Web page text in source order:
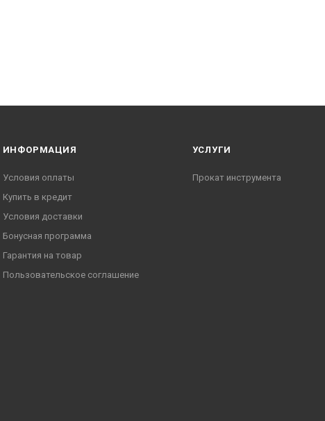
ИНФОРМАЦИЯ
Условия оплаты
Купить в кредит
Условия доставки
Бонусная программа
Гарантия на товар
Пользовательское соглашение
УСЛУГИ
Прокат инструмента